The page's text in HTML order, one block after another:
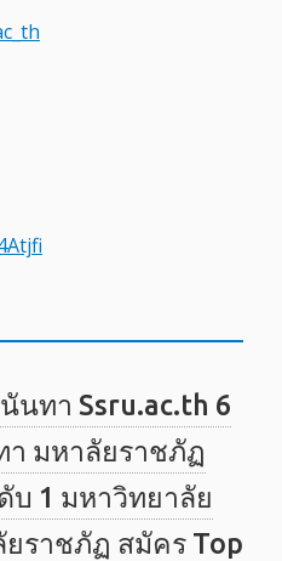
นทา Ssru.ac.th 6
มหาลัยราชภัฏ
1 มหาวิทยาลัย
ราชภัฏ สมัคร Top